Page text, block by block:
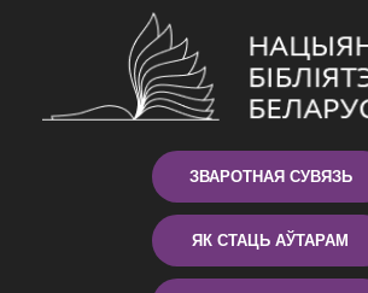
ЗВАРОТНАЯ СУВЯЗЬ
ЯК СТАЦЬ АЎТАРАМ